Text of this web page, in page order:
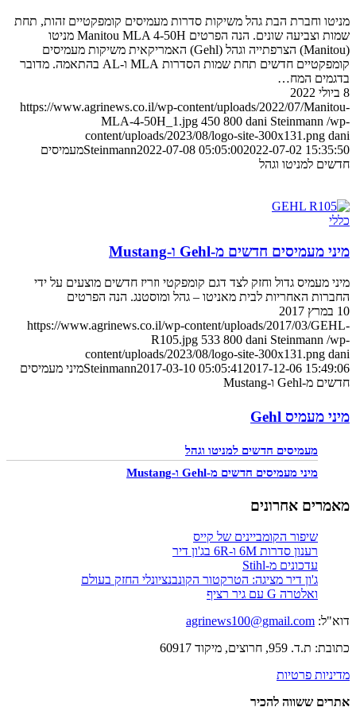
מניטו וחברת הבת גהל משיקות סדרות מעמיסים קומפקטיים זהות, תחת
שמות וצביעה שונים. הנה הפרטים Manitou MLA 4-50H מניטו
(Manitou) הצרפתייה וגהל (Gehl) האמריקאית משיקות מעמיסים
קומפקטיים חדשים תחת שמות הסדרות MLA ו-AL בהתאמה. מדובר
בדגמים המח…
8 ביולי 2022
https://www.agrinews.co.il/wp-content/uploads/2022/07/Manitou-
MLA-4-50H_1.jpg 450 800 dani Steinmann /wp-
content/uploads/2023/08/logo-site-300x131.png dani
Steinmann2022-07-08 05:05:002022-07-02 15:35:50
מעמיסים
חדשים למניטו וגהל
כללי
מיני מעמיסים חדשים מ-Gehl ו-Mustang
מיני מעמיס גדול וחזק לצד דגם קומפקטי וזריז חדשים מוצעים על ידי
החברות האחריות לבית מאניטו – גהל ומוסטנג. הנה הפרטים
10 במרץ 2017
https://www.agrinews.co.il/wp-content/uploads/2017/03/GEHL-
R105.jpg 533 800 dani Steinmann /wp-
content/uploads/2023/08/logo-site-300x131.png dani
Steinmann2017-03-10 05:05:41 2017-12-06 15:49:06
מיני מעמיסים
חדשים מ-Gehl ו-Mustang
מיני מעמיס Gehl
מעמיסים חדשים למניטו וגהל
מיני מעמיסים חדשים מ-Gehl ו-Mustang
מאמרים אחרונים
שיפור הקומביינים של קייס
רענון סדרות 6M ו-6R בג'ון דיר
עדכונים מ-Stihl
ג'ון דיר מציגה: הטרקטור הקונבנציונלי החזק בעולם
ואלטרה G עם גיר רציף
דוא"ל: agrinews100@gmail.com
כתובת: ת.ד. 959, חרוצים, מיקוד 60917
מדיניות פרטיות
אתרים ששווה להכיר